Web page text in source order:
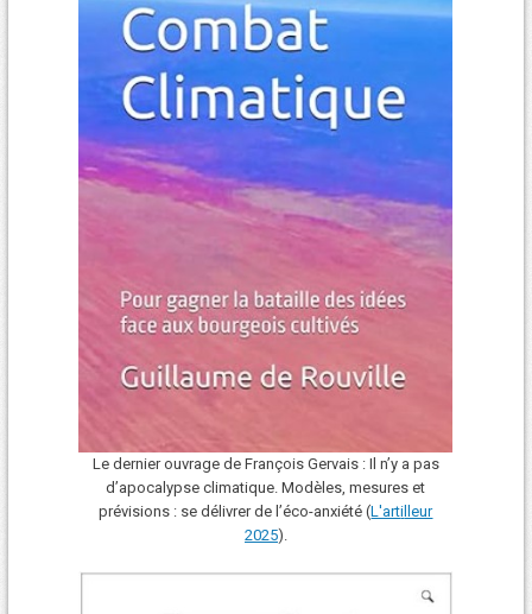
Le dernier ouvrage de François Gervais : Il n’y a pas
d’apocalypse climatique. Modèles, mesures et
prévisions : se délivrer de l’éco-anxiété (L'arti lleur
2025).